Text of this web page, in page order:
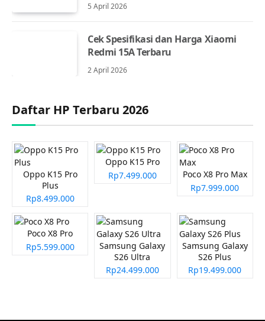
5 April 2026
Cek Spesifikasi dan Harga Xiaomi
Redmi 15A Terbaru
2 April 2026
Daftar HP Terbaru 2026
Oppo K15 Pro
Plus
Rp8.499.000
Oppo K15 Pro
Rp7.499.000
Poco X8 Pro Max
Rp7.999.000
Poco X8 Pro
Rp5.599.000
Samsung Galaxy
S26 Ultra
Rp24.499.000
Samsung Galaxy
S26 Plus
Rp19.499.000